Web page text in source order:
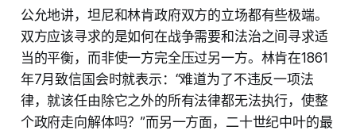
公允地讲，坦尼和林肯政府双方的立场都有些极端。
双方应该寻求的是如何在战争需要和法治之间寻求适
当的平衡，而非使一方完全压过另一方。林肯在1861
年7月致信国会时就表示：“难道为了不违反一项法
律，就该任由除它之外的所有法律都无法执行，使整
个政府走向解体吗？”而另一方面，二十世纪中叶的最